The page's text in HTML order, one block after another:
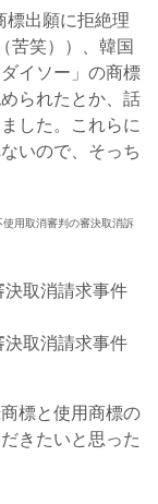
標出願に拒絶理
苦笑））、韓国
イソー」の商標
られたとか、話
した。これらに
いので、そっち
用取消審判の審決取消訴
決取消請求事件
決取消請求事件
標と使用商標の
きたいと思った